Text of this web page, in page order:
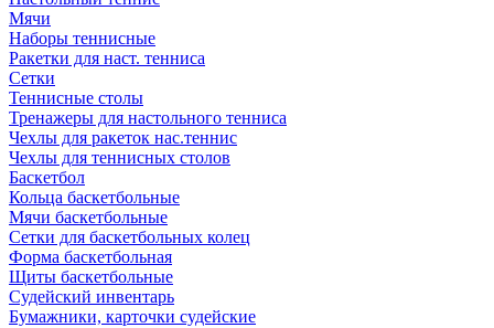
Мячи
Наборы теннисные
Ракетки для наст. тенниса
Сетки
Теннисные столы
Тренажеры для настольного тенниса
Чехлы для ракеток нас.теннис
Чехлы для теннисных столов
Баскетбол
Кольца баскетбольные
Мячи баскетбольные
Сетки для баскетбольных колец
Форма баскетбольная
Щиты баскетбольные
Судейский инвентарь
Бумажники, карточки судейские